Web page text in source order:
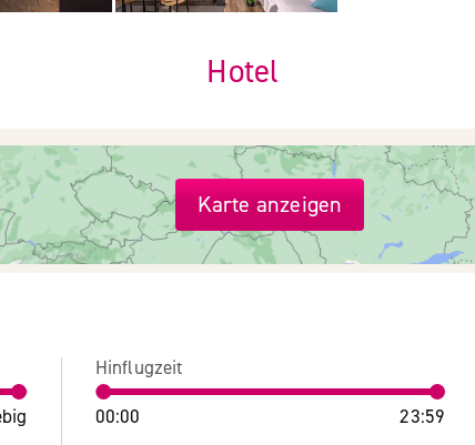
Hotel
Karte anzeigen
Hinflugzeit
00:00 23:59